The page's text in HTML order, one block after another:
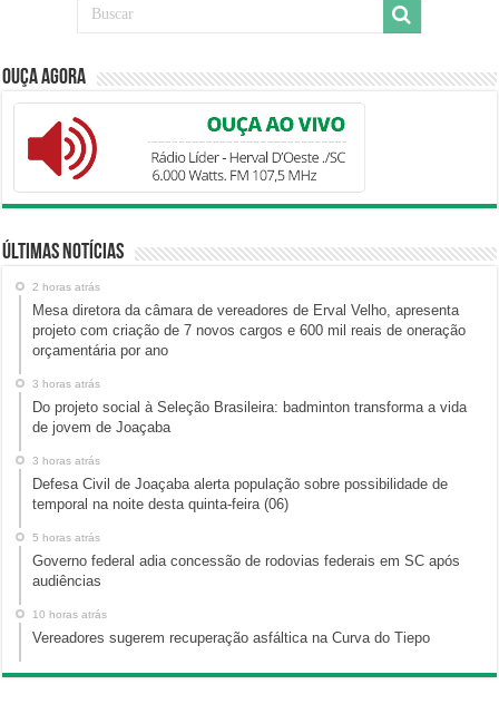
Ouça Agora
Últimas Notícias
2 horas atrás
Mesa diretora da câmara de vereadores de Erval Velho, apresenta
projeto com criação de 7 novos cargos e 600 mil reais de oneração
orçamentária por ano
3 horas atrás
Do projeto social à Seleção Brasileira: badminton transforma a vida
de jovem de Joaçaba
3 horas atrás
Defesa Civil de Joaçaba alerta população sobre possibilidade de
temporal na noite desta quinta-feira (06)
5 horas atrás
Governo federal adia concessão de rodovias federais em SC após
audiências
10 horas atrás
Vereadores sugerem recuperação asfáltica na Curva do Tiepo